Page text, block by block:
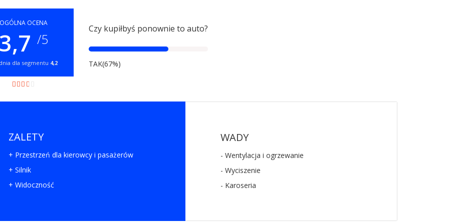
OGÓLNA OCENA
/5
dla segmentu 4,2
Czy kupiłbyś ponownie to auto?
TAK(67%)
ZALETY
+ Przestrzeń dla kierowcy i pasażerów
+ Silnik
+ Widoczność
WADY
- Wentylacja i ogrzewanie
- Wyciszenie
- Karoseria